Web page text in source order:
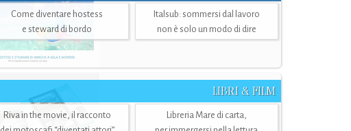
Come diventare hostess
e steward di bordo
Italsub: sommersi dal lavoro
non è solo un modo di dire
LIBRI & FILM
Riva in the movie, il racconto
Libreria Mare di carta,